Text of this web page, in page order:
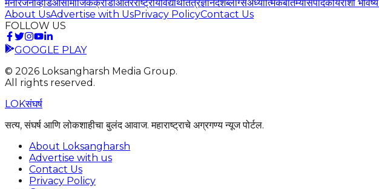
मनोरंजनव्हिडिओसामाजिकक्रीडाआंतरराष्ट्रीयविद्यार्थीतंत्रज्ञानदेशब्लॉग्सअध्यात्मिकबातम्यासंपादकीयराशी भविष्य
About UsAdvertise with UsPrivacy PolicyContact Us
FOLLOW US
GOOGLE PLAY
© 2026 Loksangharsh Media Group.
All rights reserved.
LOKसंघर्ष
सत्य, संघर्ष आणि लोकशाहीचा बुलंद आवाज. महाराष्ट्राचे अग्रगण्य न्यूज पोर्टल.
About Loksangharsh
Advertise with us
Contact Us
Privacy Policy